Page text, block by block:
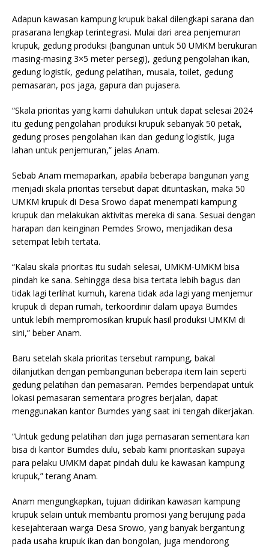
Adapun kawasan kampung krupuk bakal dilengkapi sarana dan
prasarana lengkap terintegrasi. Mulai dari area penjemuran
krupuk, gedung produksi (bangunan untuk 50 UMKM berukuran
masing-masing 3×5 meter persegi), gedung pengolahan ikan,
gedung logistik, gedung pelatihan, musala, toilet, gedung
pemasaran, pos jaga, gapura dan pujasera.
“Skala prioritas yang kami dahulukan untuk dapat selesai 2024
itu gedung pengolahan produksi krupuk sebanyak 50 petak,
gedung proses pengolahan ikan dan gedung logistik, juga
lahan untuk penjemuran,” jelas Anam.
Sebab Anam memaparkan, apabila beberapa bangunan yang
menjadi skala prioritas tersebut dapat dituntaskan, maka 50
UMKM krupuk di Desa Srowo dapat menempati kampung
krupuk dan melakukan aktivitas mereka di sana. Sesuai dengan
harapan dan keinginan Pemdes Srowo, menjadikan desa
setempat lebih tertata.
“Kalau skala prioritas itu sudah selesai, UMKM-UMKM bisa
pindah ke sana. Sehingga desa bisa tertata lebih bagus dan
tidak lagi terlihat kumuh, karena tidak ada lagi yang menjemur
krupuk di depan rumah, terkoordinir dalam upaya Bumdes
untuk lebih mempromosikan krupuk hasil produksi UMKM di
sini,” beber Anam.
Baru setelah skala prioritas tersebut rampung, bakal
dilanjutkan dengan pembangunan beberapa item lain seperti
gedung pelatihan dan pemasaran. Pemdes berpendapat untuk
lokasi pemasaran sementara progres berjalan, dapat
menggunakan kantor Bumdes yang saat ini tengah dikerjakan.
“Untuk gedung pelatihan dan juga pemasaran sementara kan
bisa di kantor Bumdes dulu, sebab kami prioritaskan supaya
para pelaku UMKM dapat pindah dulu ke kawasan kampung
krupuk,” terang Anam.
Anam mengungkapkan, tujuan didirikan kawasan kampung
krupuk selain untuk membantu promosi yang berujung pada
kesejahteraan warga Desa Srowo, yang banyak bergantung
pada usaha krupuk ikan dan bongolan, juga mendorong